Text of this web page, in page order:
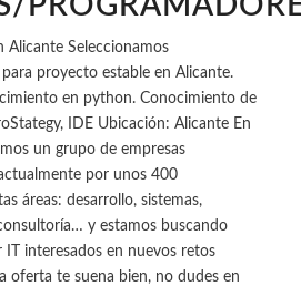
Alicante Seleccionamos
proyecto estable en Alicante.
en python. Conocimiento de
IDE Ubicación: Alicante En
un grupo de empresas
por unos 400
áreas: desarrollo, sistemas,
y estamos buscando
IT interesados en nuevos retos
oferta te suena bien, no dudes en